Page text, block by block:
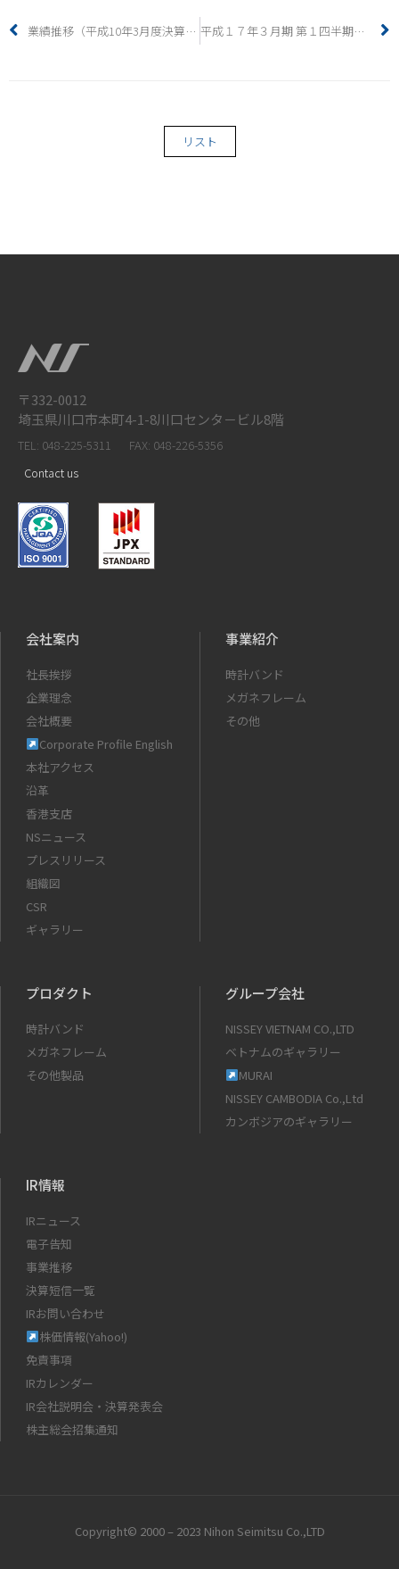
業績推移（平成10年3月度決算～平成16年3月度決算） 平成１７年３月期 第１四半期財務・業績の概況 第１四半期財務・業績の概況（連結）
リスト
〒332-0012
埼玉県川口市本町4-1-8川口センタ－ビル8階
TEL: 048-225-5311
FAX: 048-226-5356
Contact us
会社案内
社長挨拶
企業理念
会社概要
Corporate Profile English
本社アクセス
沿革
香港支店
NSニュース
プレスリリース
組織図
CSR
ギャラリー
事業紹介
時計バンド
メガネフレーム
その他
プロダクト
時計バンド
メガネフレーム
その他製品
グループ会社
NISSEY VIETNAM CO.,LTD
ベトナムのギャラリー
MURAI
NISSEY CAMBODIA Co.,Ltd
カンボジアのギャラリー
IR情報
IRニュース
電子告知
事業推移
決算短信一覧
IRお問い合わせ
株価情報(Yahoo!)
免責事項
IRカレンダー
IR会社説明会・決算発表会
株主総会招集通知
Copyright© 2000 – 2023 Nihon Seimitsu Co.,LTD